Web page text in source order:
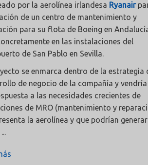
por la aerolínea irlandesa Ryanair
de un centro de mantenimiento y
para su flota de Boeing en
en las instalaciones del
de San Pablo en Sevilla.
se enmarca dentro de la estrategia
de negocio de la compañía y vendría
a las necesidades crecientes de
de MRO (mantenimiento y
la aerolínea y que podrían generar